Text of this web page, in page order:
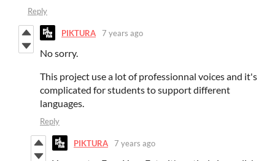
Reply
PIKTURA 7 years ago
No sorry.
This project use a lot of professionnal voices and it's
complicated for students to support different
languages.
Reply
PIKTURA 7 years ago